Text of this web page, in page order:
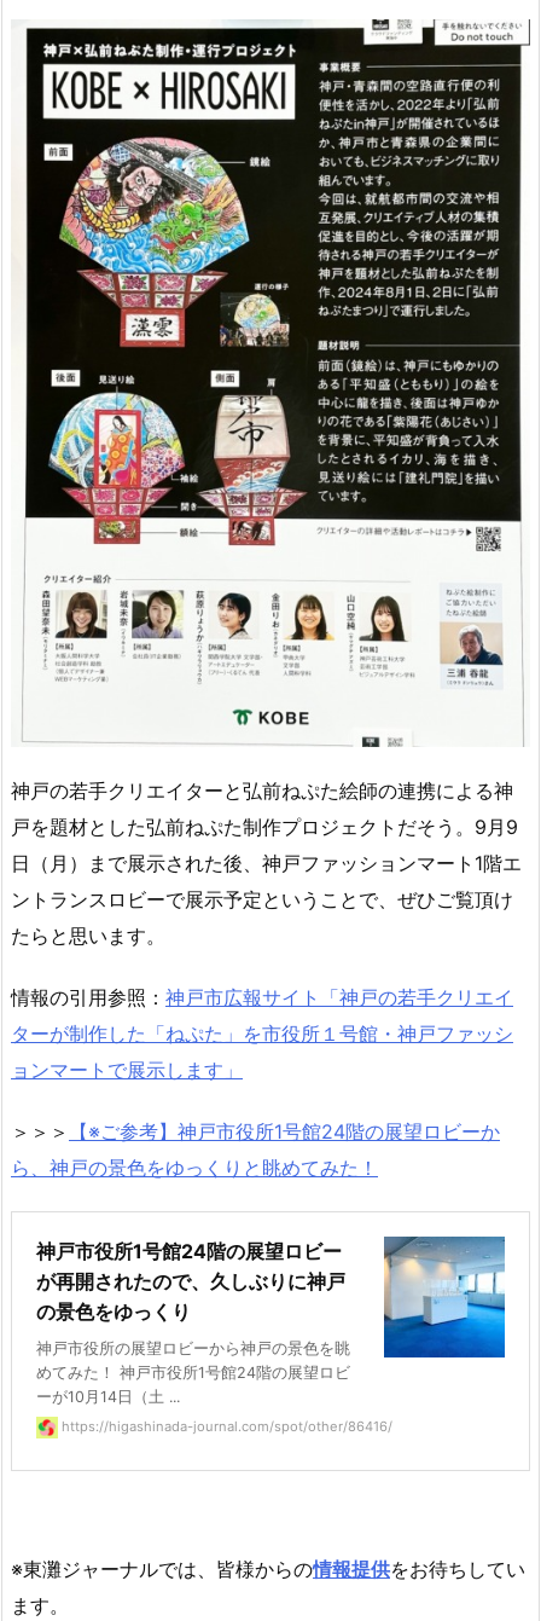
神戸の若手クリエイターと弘前ねぷた絵師の連携による神
戸を題材とした弘前ねぷた制作プロジェクトだそう。9月9
日（月）まで展示された後、神戸ファッションマート1階エ
ントランスロビーで展示予定ということで、ぜひご覧頂け
たらと思います。
情報の引用参照： 神戸市広報サイト「神戸の若手クリエイ
ターが制作した「ねぷた」を市役所１号館・神戸ファッシ
ョンマートで展示します」
＞＞＞
【※ご参考】神戸市役所1号館24階の展望ロビーか
ら、神戸の景色をゆっくりと眺めてみた！
神戸市役所1号館24階の展望ロビー
が再開されたので、久しぶりに神戸
の景色をゆっくり
神戸市役所の展望ロビーから神戸の景色を眺
めてみた！ 神戸市役所1号館24階の展望ロビ
ーが10月14日（土 ...
https://higashinada-journal.com/spot/other/86416/
※東灘ジャーナルでは、皆様からの情報提供をお待ちしてい
ます。